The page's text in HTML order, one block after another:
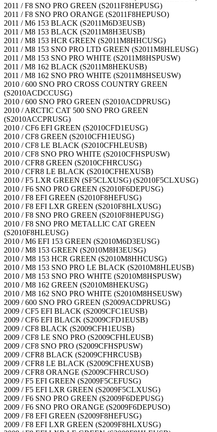
2011 / F8 SNO PRO GREEN (S2011F8HEPUSG)
2011 / F8 SNO PRO ORANGE (S2011F8HEPUSO)
2011 / M6 153 BLACK (S2011M6D3EUSB)
2011 / M8 153 BLACK (S2011M8H3EUSB)
2011 / M8 153 HCR GREEN (S2011M8HHCUSG)
2011 / M8 153 SNO PRO LTD GREEN (S2011M8HLEUSG)
2011 / M8 153 SNO PRO WHITE (S2011M8HSPUSW)
2011 / M8 162 BLACK (S2011M8HEKUSB)
2011 / M8 162 SNO PRO WHITE (S2011M8HSEUSW)
2010 / 600 SNO PRO CROSS COUNTRY GREEN
(S2010ACDCCUSG)
2010 / 600 SNO PRO GREEN (S2010ACDPRUSG)
2010 / ARCTIC CAT 500 SNO PRO GREEN
(S2010ACCPRUSG)
2010 / CF6 EFI GREEN (S2010CFD1EUSG)
2010 / CF8 GREEN (S2010CFH1EUSG)
2010 / CF8 LE BLACK (S2010CFHLEUSB)
2010 / CF8 SNO PRO WHITE (S2010CFHSPUSW)
2010 / CFR8 GREEN (S2010CFHRCUSG)
2010 / CFR8 LE BLACK (S2010CFHEXUSB)
2010 / F5 LXR GREEN (SF5CLXUSG) (S2010F5CLXUSG)
2010 / F6 SNO PRO GREEN (S2010F6DEPUSG)
2010 / F8 EFI GREEN (S2010F8HEFUSG)
2010 / F8 EFI LXR GREEN (S2010F8HLXUSG)
2010 / F8 SNO PRO GREEN (S2010F8HEPUSG)
2010 / F8 SNO PRO METALLIC CAT GREEN
(S2010F8HLEUSG)
2010 / M6 EFI 153 GREEN (S2010M6D3EUSG)
2010 / M8 153 GREEN (S2010M8H3EUSG)
2010 / M8 153 HCR GREEN (S2010M8HHCUSG)
2010 / M8 153 SNO PRO LE BLACK (S2010M8HLEUSB)
2010 / M8 153 SNO PRO WHITE (S2010M8HSPUSW)
2010 / M8 162 GREEN (S2010M8HEKUSG)
2010 / M8 162 SNO PRO WHITE (S2010M8HSEUSW)
2009 / 600 SNO PRO GREEN (S2009ACDPRUSG)
2009 / CF5 EFI BLACK (S2009CFC1EUSB)
2009 / CF6 EFI BLACK (S2009CFD1EUSB)
2009 / CF8 BLACK (S2009CFH1EUSB)
2009 / CF8 LE SNO PRO (S2009CFHLEUSB)
2009 / CF8 SNO PRO (S2009CFHSPUSW)
2009 / CFR8 BLACK (S2009CFHRCUSB)
2009 / CFR8 LE BLACK (S2009CFHEXUSB)
2009 / CFR8 ORANGE (S2009CFHRCUSO)
2009 / F5 EFI GREEN (S2009F5CEFUSG)
2009 / F5 EFI LXR GREEN (S2009F5CLXUSG)
2009 / F6 SNO PRO GREEN (S2009F6DEPUSG)
2009 / F6 SNO PRO ORANGE (S2009F6DEPUSO)
2009 / F8 EFI GREEN (S2009F8HEFUSG)
2009 / F8 EFI LXR GREEN (S2009F8HLXUSG)